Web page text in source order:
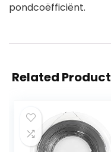
pondcoëfficiënt.
Related